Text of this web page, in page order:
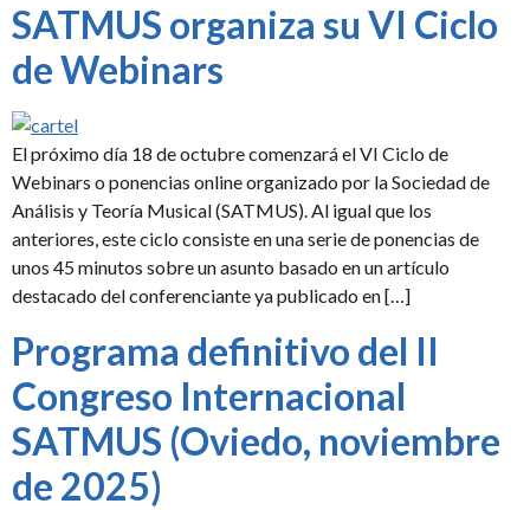
SATMUS organiza su VI Ciclo
de Webinars
El próximo día 18 de octubre comenzará el VI Ciclo de
Webinars o ponencias online organizado por la Sociedad de
Análisis y Teoría Musical (SATMUS). Al igual que los
anteriores, este ciclo consiste en una serie de ponencias de
unos 45 minutos sobre un asunto basado en un artículo
destacado del conferenciante ya publicado en […]
Programa definitivo del II
Congreso Internacional
SATMUS (Oviedo, noviembre
de 2025)